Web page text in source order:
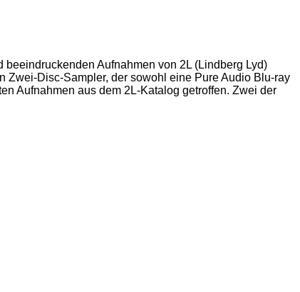
Aufnahmen von 2L (Lindberg Lyd)
Zwei-Disc-Sampler, der sowohl eine Pure Audio Blu-ray
Aufnahmen aus dem 2L-Katalog getroffen. Zwei der